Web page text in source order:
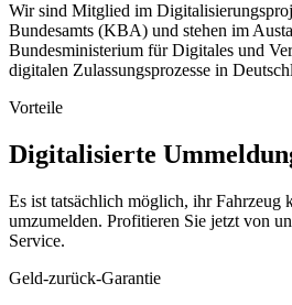
Wir sind Mitglied im
Bundesamts (KBA) und stehen im
Bundesministerium für Digitales und
digitalen Zulassungsprozesse in
Vorteile
Digitalisierte
Es ist tatsächlich möglich, ihr Fahrzeug
umzumelden. Profitieren Sie jetzt von
Service.
Geld-zurück-Garantie